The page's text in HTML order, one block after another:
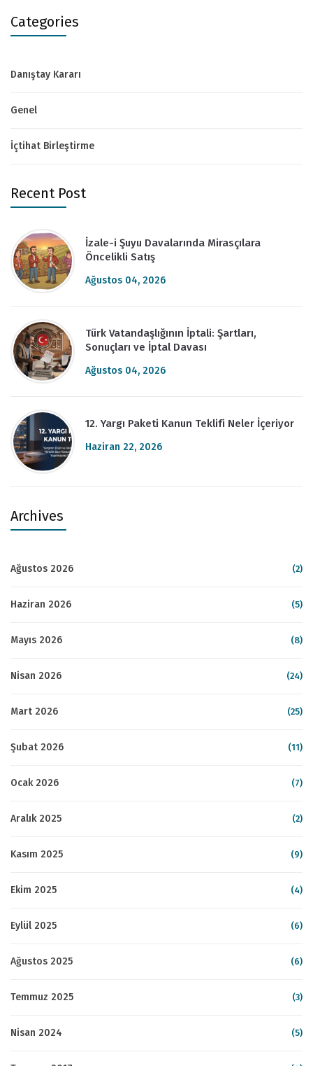
Categories
Danıştay Kararı
Genel
İçtihat Birleştirme
Recent Post
İzale-i Şuyu Davalarında Mirasçılara
Öncelikli Satış
Ağustos 04, 2026
Türk Vatandaşlığının İptali: Şartları,
Sonuçları ve İptal Davası
Ağustos 04, 2026
12. Yargı Paketi Kanun Teklifi Neler İçeriyor
Haziran 22, 2026
Archives
Ağustos 2026 (2)
Haziran 2026 (5)
Mayıs 2026 (8)
Nisan 2026 (24)
Mart 2026 (25)
Şubat 2026 (11)
Ocak 2026 (7)
Aralık 2025 (2)
Kasım 2025 (9)
Ekim 2025 (4)
Eylül 2025 (6)
Ağustos 2025 (6)
Temmuz 2025 (3)
Nisan 2024 (5)